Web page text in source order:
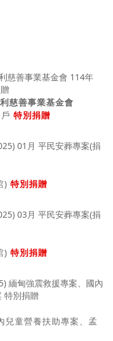
慈善事業基金會
特別捐贈
) 特別捐贈
) 特別捐贈
童營養扶助專案、孟